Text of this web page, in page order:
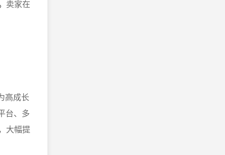
卖家在
高成长
台、多
大幅提